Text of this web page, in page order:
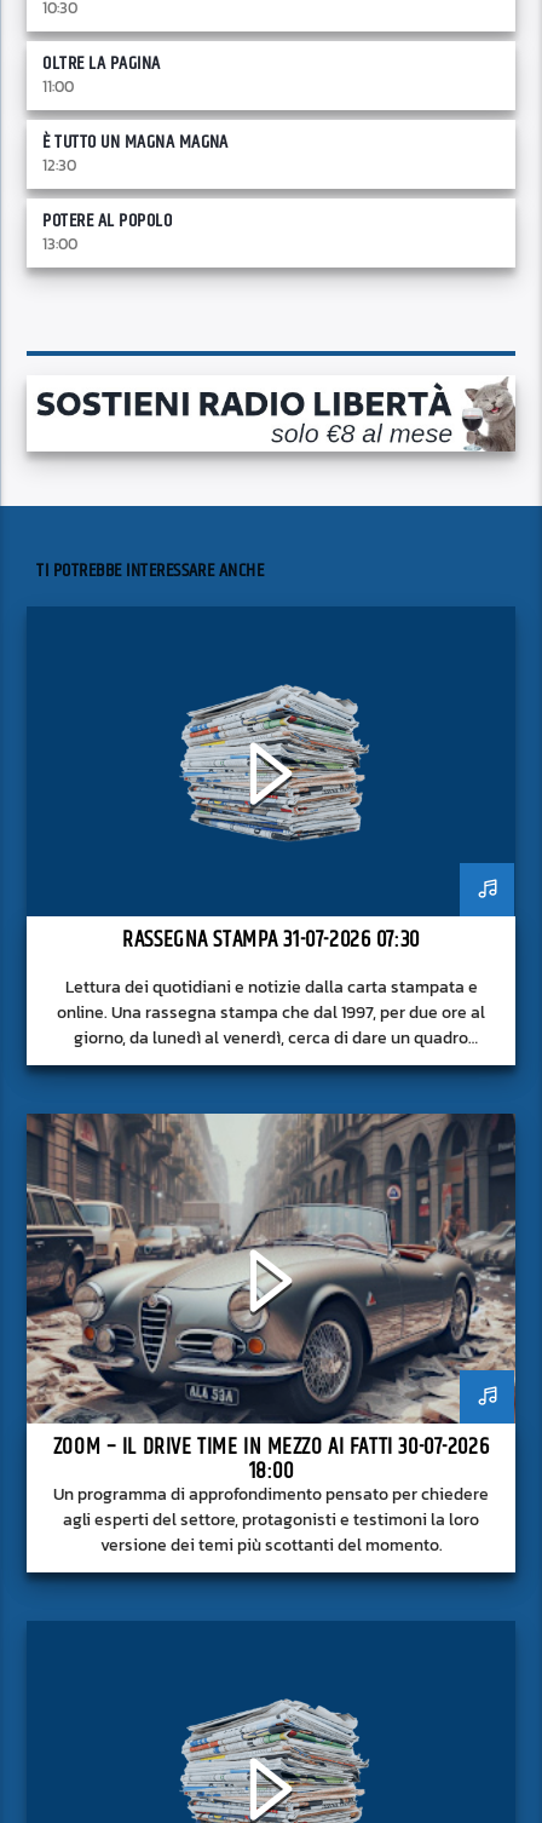
10:30
OLTRE LA PAGINA
11:00
È TUTTO UN MAGNA MAGNA
12:30
POTERE AL POPOLO
13:00
TI POTREBBE INTERESSARE ANCHE
RASSEGNA STAMPA 31-07-2026 07:30
Lettura dei quotidiani e notizie dalla carta stampata e
online. Una rassegna stampa che dal 1997, per due ore al
giorno, da lunedì al venerdì, cerca di dare un quadro
approfondito delle notizie del giorno, senza fermarsi alla
ZOOM – IL DRIVE TIME IN MEZZO AI FATTI 30-07-2026
18:00
Un programma di approfondimento pensato per chiedere
agli esperti del settore, protagonisti e testimoni la loro
versione dei temi più scottanti del momento.